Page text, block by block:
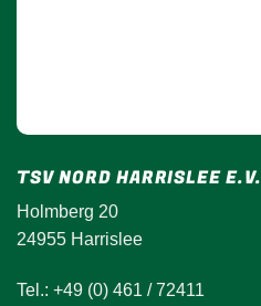
TSV NORD HARRISLEE E.V.
Holmberg 20
24955 Harrislee
Tel.: +49 (0) 461 / 72411